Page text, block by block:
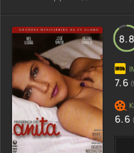
подругами...
8.8
7.6
6.6